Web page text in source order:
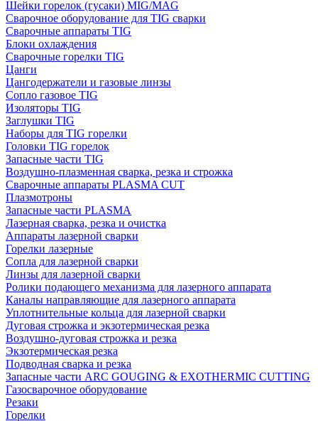
Шейки горелок (гусаки) MIG/MAG
Сварочное оборудование для TIG сварки
Сварочные аппараты TIG
Блоки охлаждения
Сварочные горелки TIG
Цанги
Цангодержатели и газовые линзы
Сопло газовое TIG
Изоляторы TIG
Заглушки TIG
Наборы для TIG горелки
Головки TIG горелок
Запасные части TIG
Воздушно-плазменная сварка, резка и строжка
Сварочные аппараты PLASMA CUT
Плазмотроны
Запасные части PLASMA
Лазерная сварка, резка и очистка
Аппараты лазерной сварки
Горелки лазерные
Сопла для лазерной сварки
Линзы для лазерной сварки
Ролики подающего механизма для лазерного аппарата
Каналы направляющие для лазерного аппарата
Уплотнительные кольца для лазерной сварки
Дуговая строжка и экзотермическая резка
Воздушно-дуговая строжка и резка
Экзотермическая резка
Подводная сварка и резка
Запасные части ARC GOUGING & EXOTHERMIC CUTTING
Газосварочное оборудование
Резаки
Горелки